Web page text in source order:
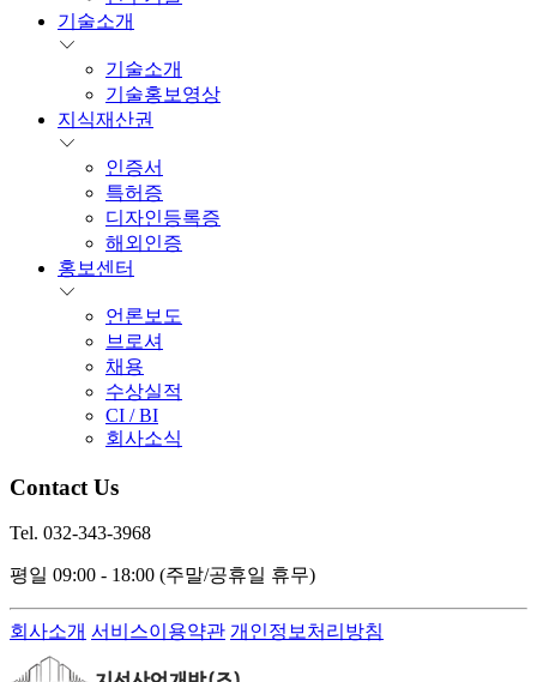
기술소개
기술소개
기술홍보영상
지식재산권
인증서
특허증
디자인등록증
해외인증
홍보센터
언론보도
브로셔
채용
수상실적
CI / BI
회사소식
Contact Us
Tel. 032-343-3968
평일 09:00 - 18:00 (주말/공휴일 휴무)
회사소개 서비스이용약관 개인정보처리방침